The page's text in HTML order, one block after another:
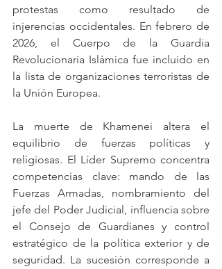
protestas como resultado de
injerencias occidentales. En febrero de
2026, el Cuerpo de la Guardia
Revolucionaria Islámica fue incluido en
la lista de organizaciones terroristas de
la Unión Europea.
La muerte de Khamenei altera el
equilibrio de fuerzas políticas y
religiosas. El Líder Supremo concentra
competencias clave: mando de las
Fuerzas Armadas, nombramiento del
jefe del Poder Judicial, influencia sobre
el Consejo de Guardianes y control
estratégico de la política exterior y de
seguridad. La sucesión corresponde a